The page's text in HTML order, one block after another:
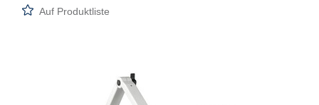
Auf Produktliste